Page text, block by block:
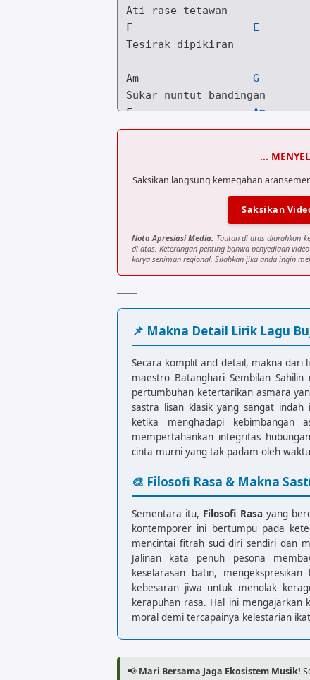
F
E
Tesirak dipikiran
Am
G
F
Am
Lok dengan ringke nian
Am
F
E
F
Am
Am
G
Dekde ringke lok dengan
...
Saksikan langsung kemegahan
Saksikan
Nota Apresiasi Media: Tautan di atas diarahkan
di atas. Keterangan penting bahwa penyediaan
karya seniman regional. Silahkan jika anda ingin
📌 Makna Detail Lirik Lagu
Secara komplit and detail, makna dari
maestro Batanghari Sembilan
pertumbuhan ketertarikan asmara
sastra lisan klasik yang sangat
ketika menghadapi
mempertahankan integritas
cinta murni yang tak padam oleh
🎨 Filosofi Rasa & Makna
Sementara itu, Filosofi Rasayang
kontemporer ini bertumpu pada
mencintai fitrah suci diri sendiri dan
Jalinan kata penuh pesona
keselarasan batin,
kebesaran jiwa untuk menolak
kerapuhan rasa. Hal ini mengajarkan
moral demi tercapainya kelestarian
📢 Mari Bersama Jaga Ekosistem Musik!